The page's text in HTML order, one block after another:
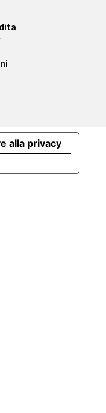
alla privacy